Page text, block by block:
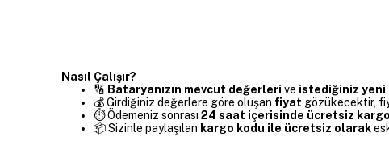
Nasıl Çalışır?
🔢 Bataryanızın mevcut değerleri ve istediğiniz yeni
💰 Girdiğiniz değerlere göre oluşan fiyat gözükecektir,
⏱️ Ödemeniz sonrası 24 saat içerisinde ücretsiz
📦 Sizinle paylaşılan kargo kodu ile ücretsiz olarak